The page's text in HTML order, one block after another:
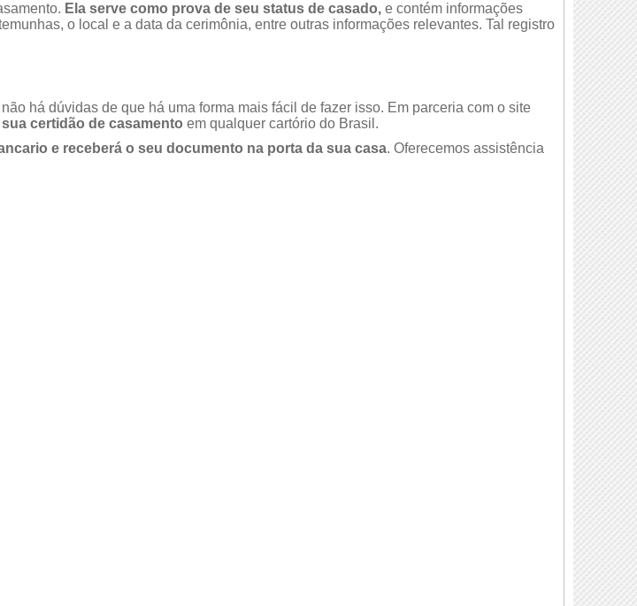
Ela serve como prova de seu status de casado, e contém informações
o local e a data da cerimônia, entre outras informações relevantes. Tal registro
há dúvidas de que há uma forma mais fácil de fazer isso. Em parceria com o site
certidão de casamento em qualquer cartório do Brasil.
e receberá o seu documento na porta da sua casa. Oferecemos assistência